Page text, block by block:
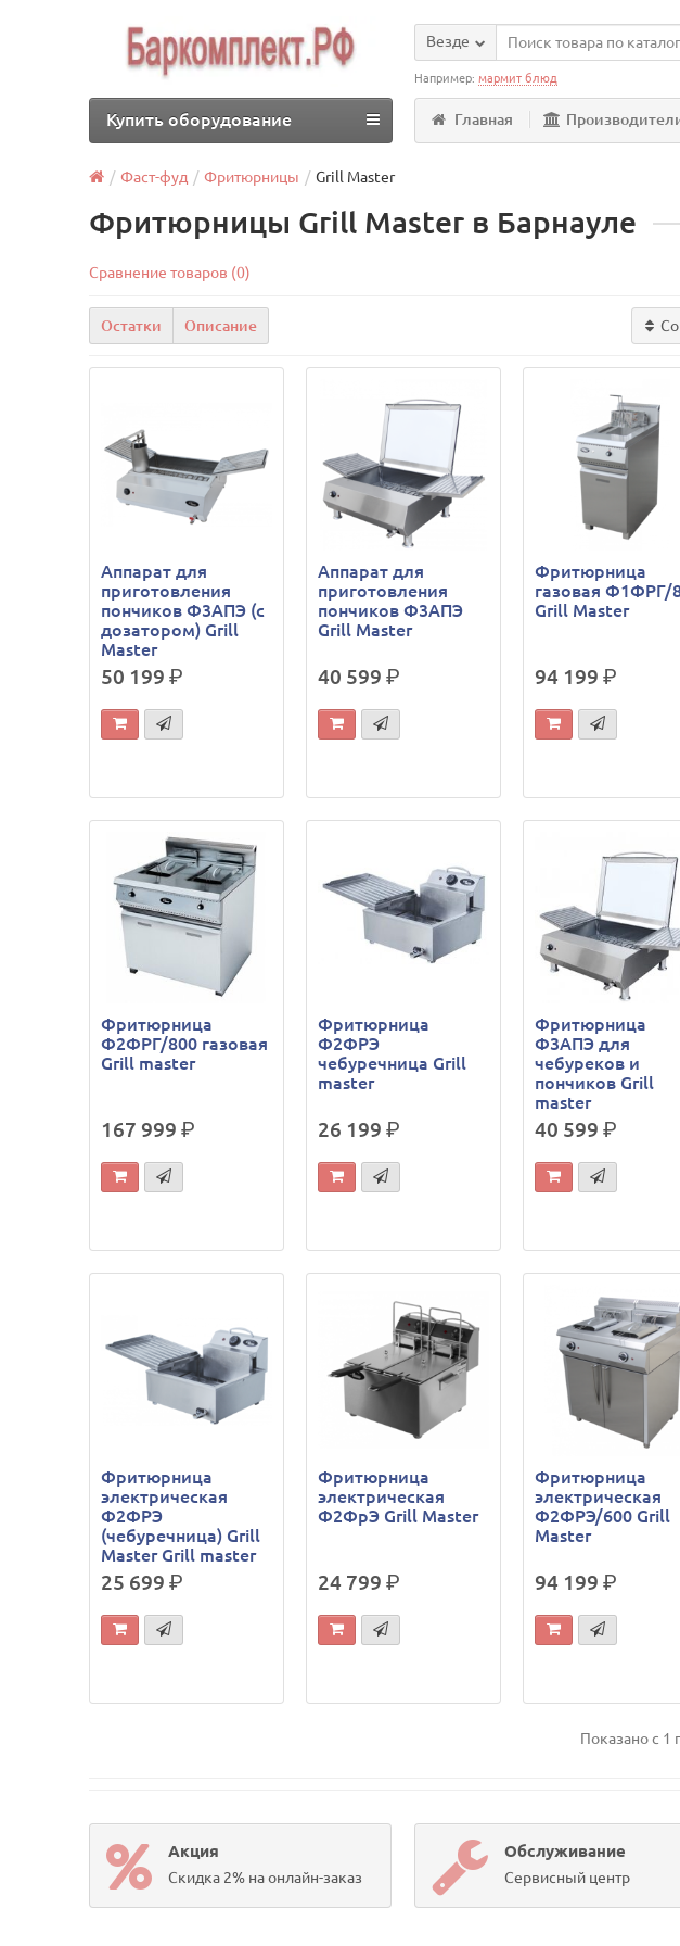
Везде
Например:мармит блюд
Главная
Купить оборудование
Фаст-фуд Фритюрницы Grill Master
Фритюрницы Grill Master в Барнауле
Сравнение товаров (0)
Остатки Описание
Аппарат для
приготовления
пончиков Ф3АПЭ (с
дозатором) Grill
Master
50 199р.
Аппарат для
приготовления
пончиков Ф3АПЭ
Grill Master
40 599р.
Фритюрница
газовая Ф1ФРГ/
Grill Master
94 199р.
Фритюрница
Ф2ФРГ/800 газовая
Grill master
167 999р.
Фритюрница
Ф2ФРЭ
чебуречница Grill
master
26 199р.
Фритюрница
Ф3АПЭ для
чебуреков и
пончиков Grill
master
40 599р.
Фритюрница
электрическая
Ф2ФРЭ
(чебуречница) Grill
Master Grill master
25 699р.
Фритюрница
электрическая
Ф2ФрЭ Grill Master
24 799р.
Фритюрница
электрическая
Ф2ФРЭ/600 Grill
Master
94 199р.
Показано с 1
Акция
Скидка 2% на онлайн-заказ
Обслуживание
Сервисный центр